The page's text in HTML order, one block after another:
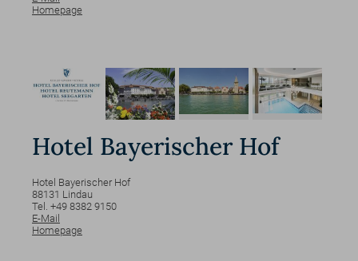
Homepage
Hotel Bayerischer Hof
Hotel Bayerischer Hof
88131 Lindau
Tel. +49 8382 9150
E-Mail
Homepage